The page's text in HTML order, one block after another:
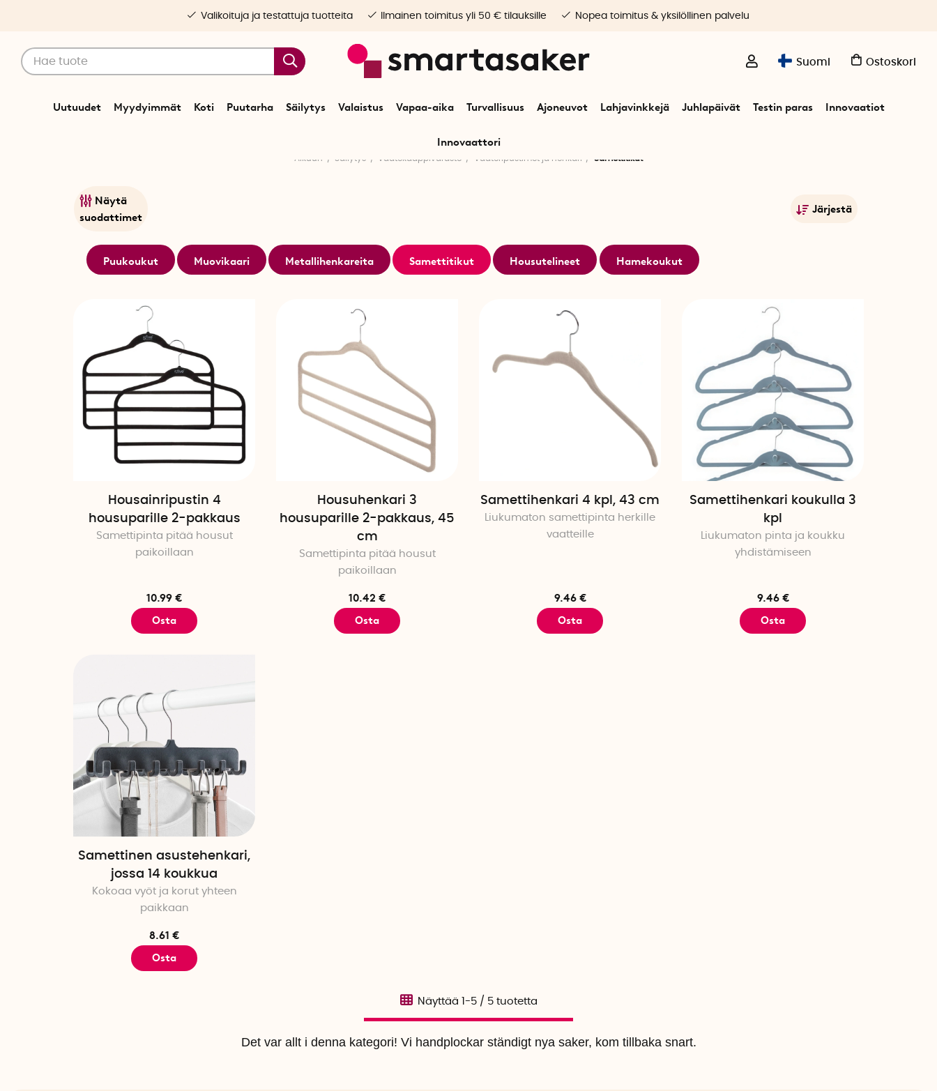
Suomi Ostoskori
Uutuudet Myydyimmät Koti Puutarha Säilytys Valaistus Vapaa-aika Turvallisuus Ajoneuvot Lahjavinkkejä Juhlapäivät Testin paras Innovaatiot
Innovaattori
Valikoituja ja testattuja tuotteita Ilmainen toimitus yli 50 € tilauksille Nopea toimitus & yksilöllinen palvelu
Alkuun Säilytys Vaatekaappivarasto Vaateripustimet ja henkari Samettitikut
Näytä
suodattimet
Järjestä
Korkein hinta
Julkistamispäivä
Puukoukut Muovikaari Metallihenkareita Samettitikut Housutelineet Hamekoukut
Housainripustin 4
housuparille 2-pakkaus
Samettipinta pitää housut
paikoillaan
10.99 €
Osta
Housuhenkari 3
housuparille 2-pakkaus, 45
cm
Samettipinta pitää housut
paikoillaan
10.42 €
Osta
Samettihenkari 4 kpl, 43 cm
Liukumaton samettipinta herkille
vaatteille
9.46 €
Osta
Samettihenkari koukulla 3
kpl
Liukumaton pinta ja koukku
yhdistämiseen
9.46 €
Osta
Samettinen asustehenkari,
jossa 14 koukkua
Kokoaa vyöt ja korut yhteen
paikkaan
8.61 €
Osta
Det var allt i denna kategori! Vi handplockar ständigt nya saker, kom tillbaka snart.
Näyttää 1-5/ 5tuotetta